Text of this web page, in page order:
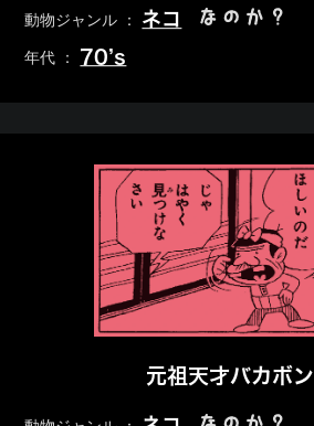
動物ジャンル ： ネコ なのか？
年代 ： 70’s
元祖天才バカボン